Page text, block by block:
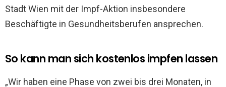
Stadt Wien mit der Impf-Aktion insbesondere
Beschäftigte in Gesundheitsberufen ansprechen.
So kann man sich kostenlos impfen lassen
„Wir haben eine Phase von zwei bis drei Monaten, in